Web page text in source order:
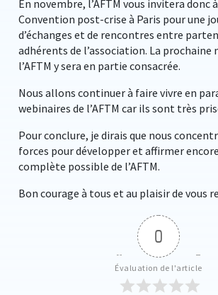
En novembre, l’AFTM vous invitera donc
Convention post-crise à Paris pour une
d’échanges et de rencontres entre
adhérents de l’association. La prochaine
l’AFTM y sera en partie consacrée.
Nous allons continuer à faire vivre en
webinaires de l’AFTM car ils sont très
Pour conclure, je dirais que nous
forces pour développer et affirmer
complète possible de l’AFTM.
Bon courage à tous et au plaisir de vous
0
Évaluation de l'article